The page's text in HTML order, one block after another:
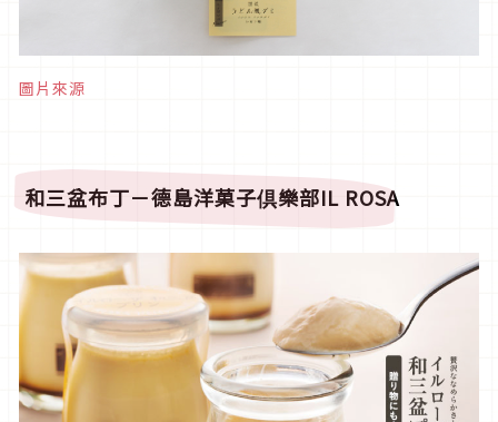
圖片來源
和三盆布丁－德島洋菓子倶樂部IL ROSA